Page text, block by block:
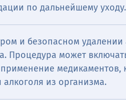
по дальнейшему уходу.
и безопасном удалении
Процедура может
медикаментов,
из организма.